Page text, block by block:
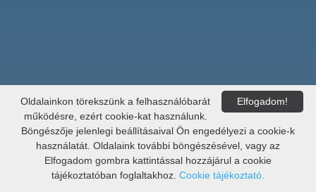
Elfogadom!
Oldalainkon törekszünk a felhasználóbarát
működésre, ezért cookie-kat használunk.
Böngészője jelenlegi beállításaival Ön engedélyezi a cookie-k
használatát. Oldalaink további böngészésével, vagy az
Elfogadom gombra kattintással hozzájárul a cookie
tájékoztatóban foglaltakhoz. Cookie tájékoztató.